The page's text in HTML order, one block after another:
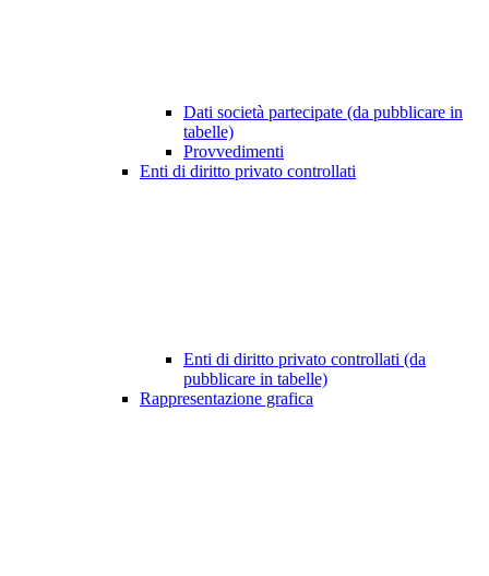
Dati società partecipate (da pubblicare in
tabelle)
Provvedimenti
Enti di diritto privato controllati
Enti di diritto privato controllati (da
pubblicare in tabelle)
Rappresentazione grafica